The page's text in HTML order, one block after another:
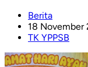
Berita
18 November
TK YPPSB